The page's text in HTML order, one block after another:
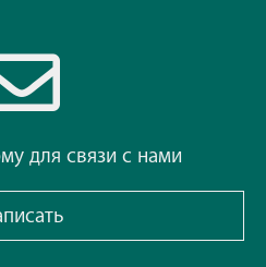
для связи с нами